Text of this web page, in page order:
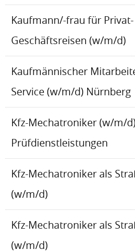
Kaufmann/-frau für
Geschäftsreisen (w/m/d)
Kaufmännischer
Service (w/m/d) Nürnberg
Kfz-Mechatroniker (w/m/
Prüfdienstleistungen
Kfz-Mechatroniker als
(w/m/d)
Kfz-Mechatroniker als
(w/m/d)